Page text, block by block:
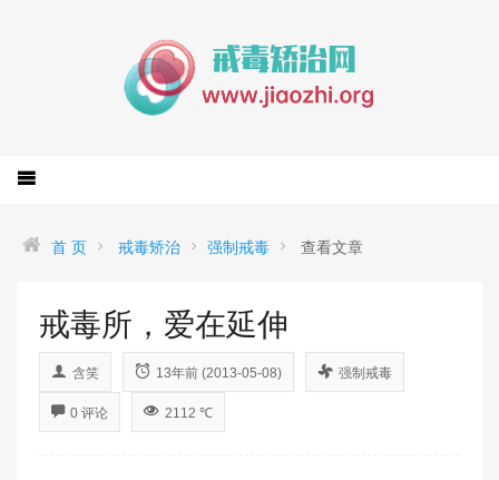
首 页 戒毒矫治 强制戒毒 查看文章
戒毒所，爱在延伸
含笑 13年前 (2013-05-08) 强制戒毒
0 评论 2112 ℃